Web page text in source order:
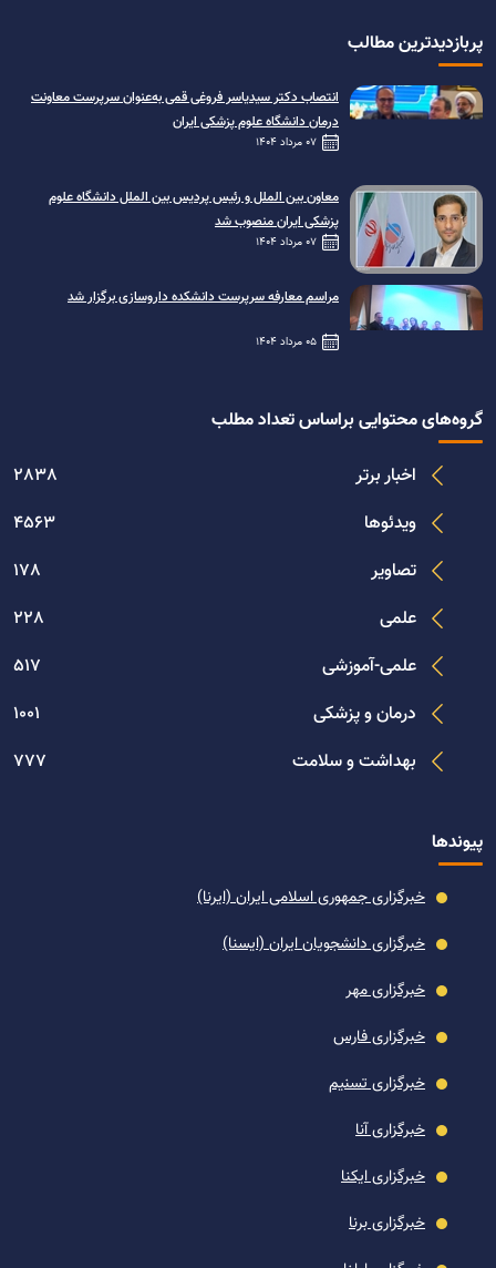
پربازدیدترین مطالب
انتصاب دکتر سیدیاسر فروغی قمی به‌عنوان سرپرست معاونت
درمان دانشگاه علوم پزشکی ایران
07 مرداد 1404
معاون بین الملل و رئیس پردیس بین الملل دانشگاه علوم
پزشکی ایران منصوب شد
07 مرداد 1404
مراسم معارفه سرپرست دانشکده داروسازی برگزار شد
05 مرداد 1404
پیوندها
خبرگزاری جمهوری اسلامی ایران (ایرنا)
خبرگزاری دانشجویان ایران (ایسنا)
خبرگزاری مهر
خبرگزاری فارس
خبرگزاری تسنیم
خبرگزاری آنا
خبرگزاری ایکنا
خبرگزاری برنا
گروه‌های محتوایی براساس تعداد مطلب
اخبار برتر
2838
ویدئوها
4563
تصاویر
178
علمی
228
علمی-آموزشی
517
درمان و پزشکی
1001
بهداشت و سلامت
777